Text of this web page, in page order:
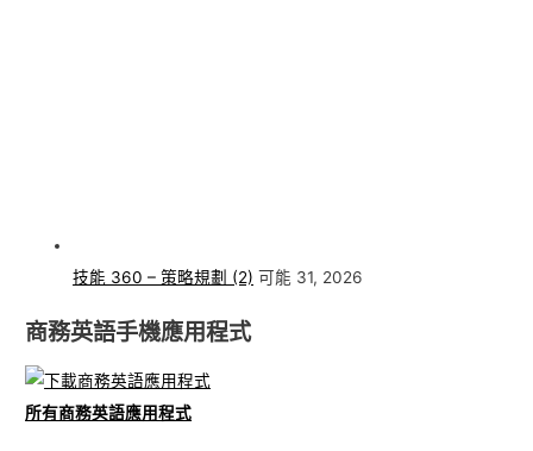
技能 360 – 策略規劃 (2) 可能 31, 2026
商務英語手機應用程式
所有商務英語應用程式